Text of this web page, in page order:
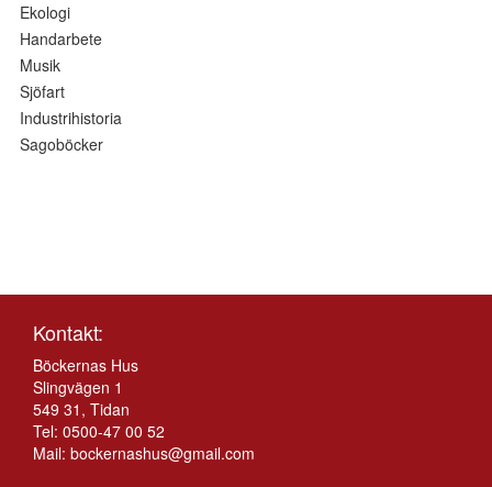
Ekologi
Handarbete
Musik
Sjöfart
Industrihistoria
Sagoböcker
Kontakt:
Böckernas Hus
Slingvägen 1
549 31, Tidan
Tel: 0500-47 00 52
Mail: bockernashus@gmail.com